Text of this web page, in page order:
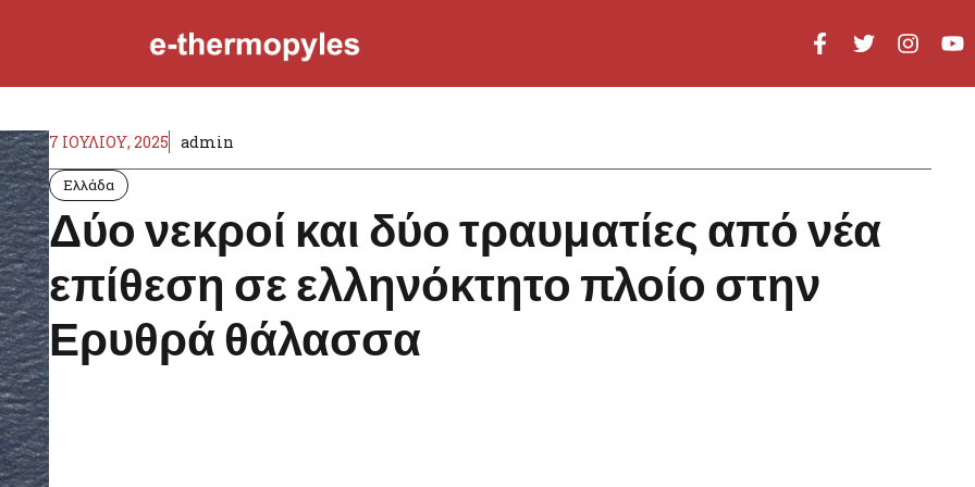
7 ΙΟΥΛΊΟΥ, 2025 admin
Ελλάδα
Δύο νεκροί και δύο τραυματίες από νέα
επίθεση σε ελληνόκτητο πλοίο στην
Ερυθρά θάλασσα